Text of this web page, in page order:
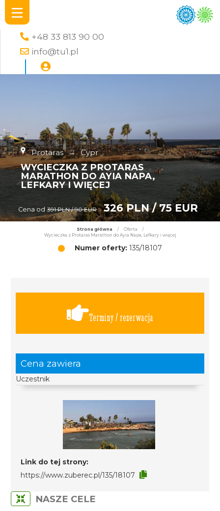
+48 33 813 90 00
info@tu1.pl
Protaras → Cypr
WYCIECZKA Z PROTARAS
MARATHON DO AYIA NAPA,
LEFKARY I WIĘCEJ
Cena od 391 PLN / 90 EUR 326 PLN / 75 EUR
Strona główna / Oferta
/
Wycieczka z Protaras Marathon do Ayia Napa, Lefkary i więcej
Numer oferty: 135/18107
Terminy / rezerwacja
Cena zawiera
Uczestnik
Link do tej strony:
https://www.zuberec.pl/135/18107
NASZE CELE